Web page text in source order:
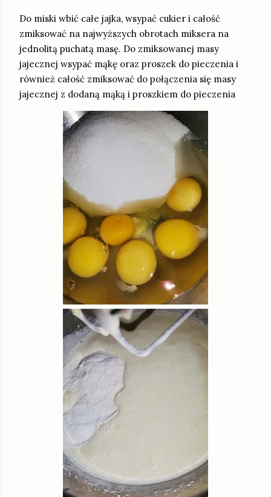
Do miski wbić całe jajka, wsypać cukier i całość
zmiksować na najwyższych obrotach miksera na
jednolitą puchatą masę. Do zmiksowanej masy
jajecznej wsypać mąkę oraz proszek do pieczenia i
również całość zmiksować do połączenia się masy
jajecznej z dodaną mąką i proszkiem do pieczenia